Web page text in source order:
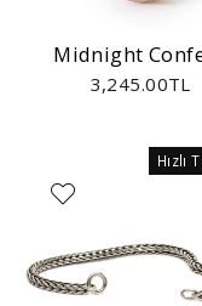
Midnight
3,245.00TL
Hızlı